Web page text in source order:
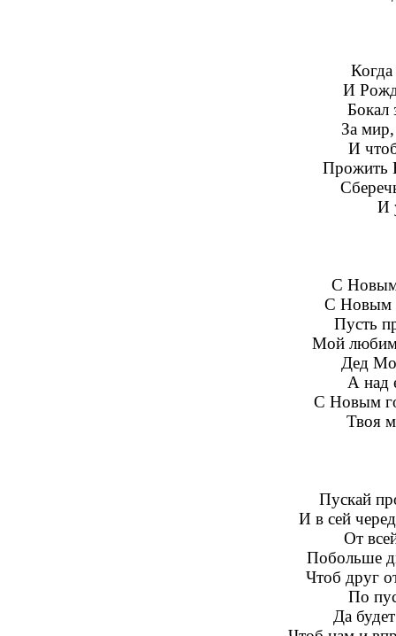
И
Бокал
За
И
Прожить
И
С Новым
С Новым
Пусть
Мой
Дед
А над
С Новым
Твоя
Пускай
И в сей
От
Побольше
Чтоб друг
По
Да